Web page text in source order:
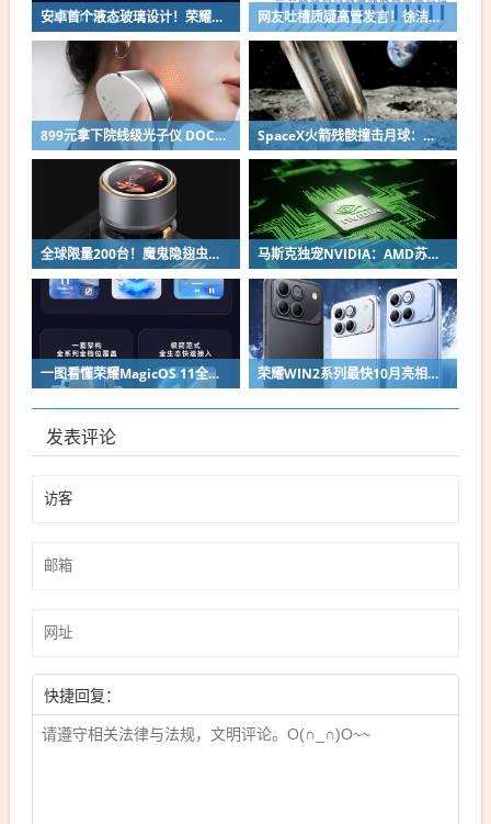
安卓首个液态玻璃设计！荣耀MagicOS 11内测招募开启：17款机型首批升级 网友吐槽质疑高管发言！徐洁云回应“孩go”言论争议：是小米用户宠物名
899元拿下院线级光子仪 DOCO童颜超光炮小米有品众筹上线 SpaceX火箭残骸撞击月球：留下直径约30米巨坑
全球限量200台！魔鬼隐翅虫欧米伽L36 Ultra液冷预售：可动冷头售2999元 马斯克独宠NVIDIA：AMD苏姿丰淡定回应
一图看懂荣耀MagicOS 11全新双架构：安卓底层重构 液态玻璃效果拉满 荣耀WIN2系列最快10月亮相：2nm芯片+万级电池组合同档唯一
发表评论
快捷回复：